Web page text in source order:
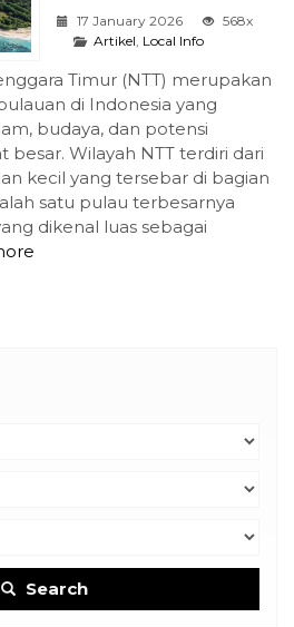
17 January 2026
568x
Artikel, Local Info
Timur (NTT) merupakan
di Indonesia yang
budaya, dan potensi
besar. Wilayah NTT terdiri dari
kecil yang tersebar di bagian
satu pulau terbesarnya
dikenal luas sebagai
Search